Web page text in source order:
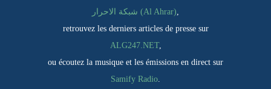
شبكة الاحرار (Al Ahrar),
retrouvez les derniers articles de presse sur
ALG247.NET,
ou écoutez la musique et les émissions en direct sur
Samify Radio.